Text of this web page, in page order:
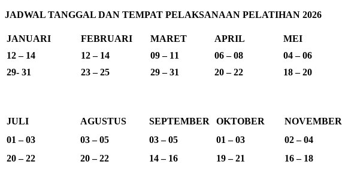
JADWAL TANGGAL DAN TEMPAT PELAKSANAAN PELATIHAN 2026
JANUARI FEBRUARI MARET APRIL MEI
12 – 14
12 – 14 09 – 11 06 – 08 04 – 06
29- 31
23 – 25 29 – 31 20 – 22 18 – 20
JULI AGUSTUS SEPTEMBER OKTOBER NOVEMBER
01 – 03
03 – 05 03 – 05 01 – 03 02 – 04
20 – 22
20 – 22 14 – 16 19 – 21 16 – 18